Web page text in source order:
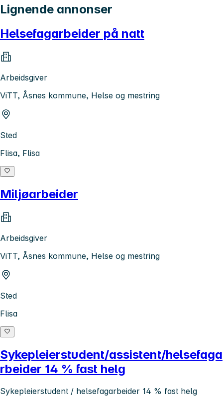
Lignende annonser
Helsefagarbeider på natt
Arbeidsgiver
ViTT, Åsnes kommune, Helse og mestring
Sted
Flisa, Flisa
Miljøarbeider
Arbeidsgiver
ViTT, Åsnes kommune, Helse og mestring
Sted
Flisa
Sykepleierstudent/assistent/helsefaga
rbeider 14 % fast helg
Sykepleierstudent / helsefagarbeider 14 % fast helg